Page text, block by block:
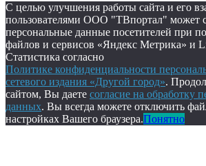
С целью улучшения работы сайта и его
пользователями ООО "ТВпортал" может
персональные данные посетителей при
файлов и сервисов «Яндекс Метрика» и
Статистика согласно
Политике конфиденциальности
сетевого издания «Другой город».
сайтом, Вы даете согласие на обработку
данных. Вы всегда можете отключить
настройках Вашего браузера.Понятно